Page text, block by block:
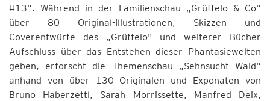
#13“. Während in der Familienschau „Grüffelo & Co“
über 80 Original-Illustrationen, Skizzen und
Coverentwürfe des „Grüffelo" und weiterer Bücher
Aufschluss über das Entstehen dieser Phantasiewelten
geben, erforscht die Themenschau „Sehnsucht Wald“
anhand von über 130 Originalen und Exponaten von
Bruno Haberzettl, Sarah Morrissette, Manfred Deix,